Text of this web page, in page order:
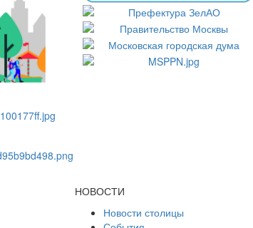
НОВОСТИ
Новости столицы